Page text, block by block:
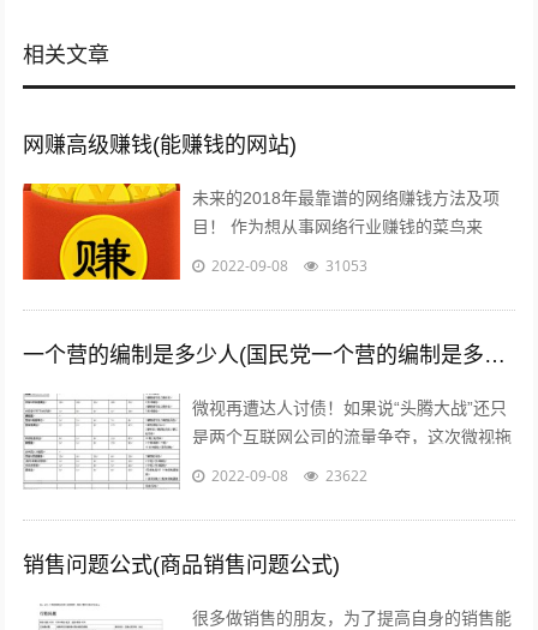
相关文章
网赚高级赚钱(能赚钱的网站)
未来的2018年最靠谱的网络赚钱方法及项
目！ 作为想从事网络行业赚钱的菜鸟来
说，那些打字、注册发帖、打码、挂机、时
2022-09-08 31053
一个营的编制是多少人(国民党一个营的编制是多少人)
微视再遭达人讨债！如果说“头腾大战”还只
是两个互联网公司的流量争夺，这次微视拖
欠达人补贴额的行为，无疑是雪上加霜，让
2022-09-08 23622
销售问题公式(商品销售问题公式)
很多做销售的朋友，为了提高自身的销售能